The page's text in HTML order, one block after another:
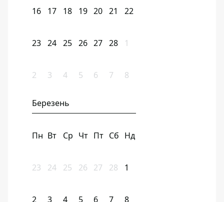
16 17 18 19 20 21 22
23 24 25 26 27 28 1
2 3 4 5 6 7 8
Березень
Пн Вт Ср Чт Пт Сб Нд
23 24 25 26 27 28 1
2 3 4 5 6 7 8